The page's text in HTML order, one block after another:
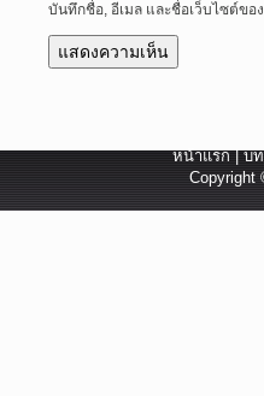
บันทึกชื่อ, อีเมล และชื่อเว็บไซต์ขอ
หน้าแรก|บ
Copyright